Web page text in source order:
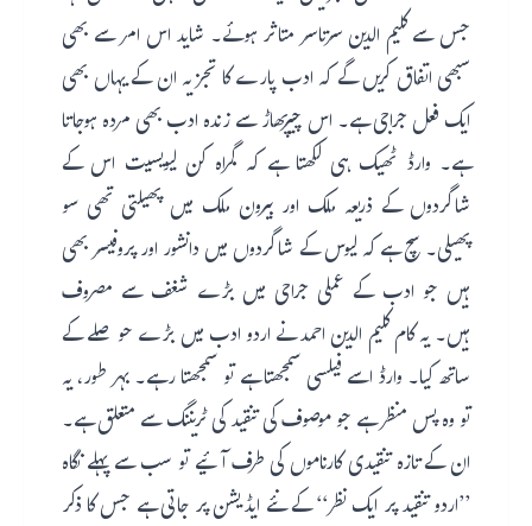
جس سے کلیم الدین سرتاسر متاثر ہوئے۔ شاید اس امر سے بھی
سبھی اتفاق کریں گے کہ ادب پارے کا تجزیہ ان کے یہاں بھی
ایک فعل جراجی ہے۔ اس چیرپھاڑ سے زندہ ادب بھی مردہ ہوجاتا
ہے۔ وارڈ ٹھیک ہی لکھتا ہے کہ گمراہ کن لیویسیت اس کے
شاگردوں کے ذریعہ ملک اور بیرون ملک میں پھیلتی تھی سو
پھیلی۔ سچ ہے کہ لیوس کے شاگردوں میں دانشور اور پروفیسر بھی
ہیں جو ادب کے عملی جراحی میں بڑے شغف سے مصروف
ہیں۔ یہ کام کلیم الدین احمد نے اردو ادب میں بڑے حوصلے کے
ساتھ کیا۔ وارڈ اسے فیلسی سمجھتا ہے تو سمجھتا رہے۔ بہر طور، یہ
تو وہ پس منظر ہے جو موصوف کی تنقید کی ٹریننگ سے متعلق ہے۔
ان کے تازہ تنقیدی کارناموں کی طرف آئیے تو سب سے پہلے نگاہ
’’اردو تنقید پر ایک نظر‘‘ کے نئے ایڈیشن پر جاتی ہے جس کا ذکر